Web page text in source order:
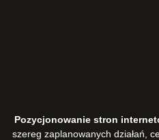
Pozycjonowanie stron
szereg zaplanowanych działań,